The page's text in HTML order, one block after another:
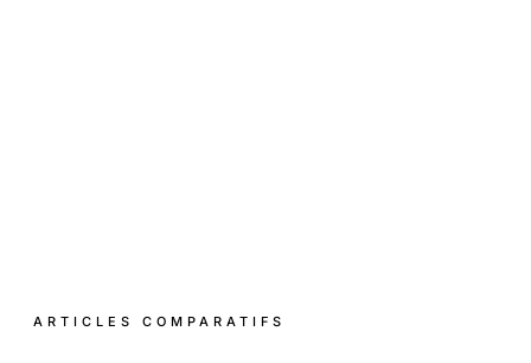
ARTICLES COMPARATIFS